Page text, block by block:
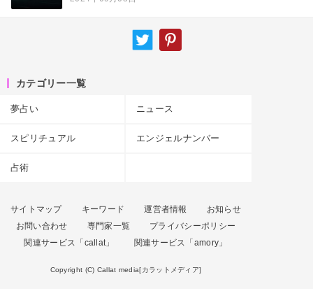
カテゴリー一覧
夢占い ニュース
スピリチュアル エンジェルナンバー
占術
サイトマップ キーワード 運営者情報
お知らせ
お問い合わせ
専門家一覧
プライバシーポリシー
関連サービス「callat」
関連サービス「amory」
Copyright (C) Callat media[カラットメディア]